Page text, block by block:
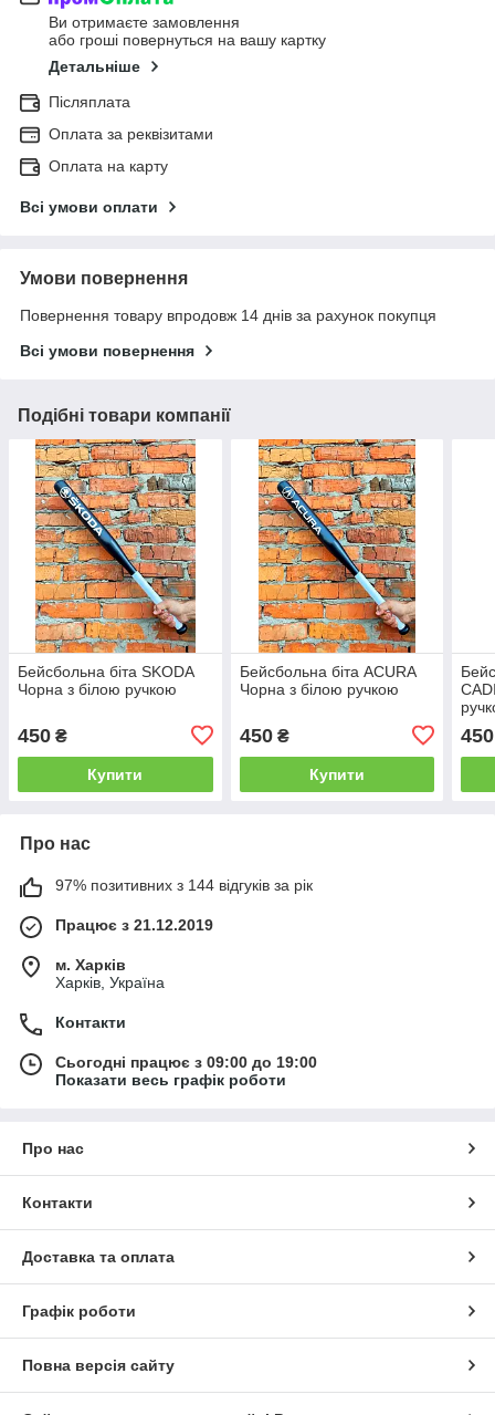
Ви отримаєте замовлення
або гроші повернуться на вашу картку
Детальніше
Післяплата
Оплата за реквізитами
Оплата на карту
Всі умови оплати
Умови повернення
Повернення товару впродовж 14 днів за рахунок покупця
Всі умови повернення
Подібні товари компанії
Бейсбольна біта SKODA
Чорна з білою ручкою
450 ₴
Купити
Бейсбольна біта ACURA
Чорна з білою ручкою
450₴
Купити
450
Про нас
97% позитивних з 144 відгуків за рік
Працює з 21.12.2019
м. Харків
Харків, Україна
Контакти
Сьогодні працює з 09:00 до 19:00
Показати весь графік роботи
Про нас
Контакти
Доставка та оплата
Графік роботи
Повна версія сайту